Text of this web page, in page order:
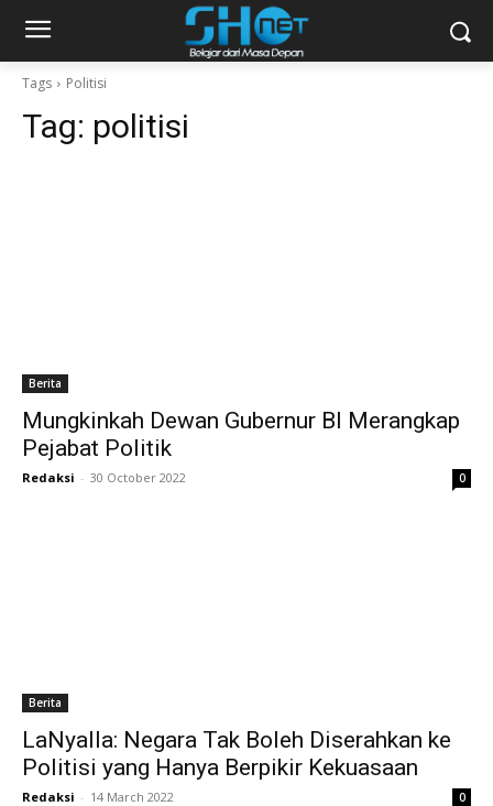
Tags Politisi
Tag: politisi
Berita
Mungkinkah Dewan Gubernur BI Merangkap
Pejabat Politik
Redaksi - 30 October 2022 0
Berita
LaNyalla: Negara Tak Boleh Diserahkan ke
Politisi yang Hanya Berpikir Kekuasaan
Redaksi - 14 March 2022 0